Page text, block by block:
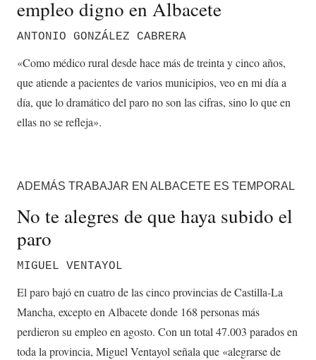
empleo digno en Albacete
ANTONIO GONZÁLEZ CABRERA
«Como médico rural desde hace más de treinta y cinco años,
que atiende a pacientes de varios municipios, veo en mi día a
día, que lo dramático del paro no son las cifras, sino lo que en
ellas no se refleja».
ADEMÁS TRABAJAR EN ALBACETE ES TEMPORAL
No te alegres de que haya subido el
paro
MIGUEL VENTAYOL
El paro bajó en cuatro de las cinco provincias de Castilla-La
Mancha, excepto en Albacete donde 168 personas más
perdieron su empleo en agosto. Con un total 47.003 parados en
toda la provincia, Miguel Ventayol señala que «alegrarse de